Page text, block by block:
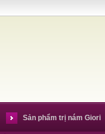
Sản phẩm trị nám Giori